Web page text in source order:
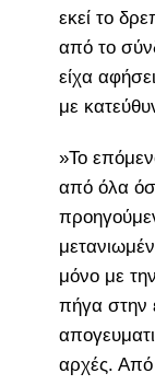
εκεί το
από το
είχα
με
»Το
από όλα
μόνο με
πήγα στην
αρχές. Από